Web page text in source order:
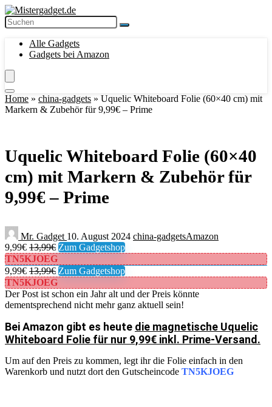
Alle Gadgets
Gadgets bei Amazon
Home » china-gadgets » Uquelic Whiteboard Folie (60×40 cm) mit
Markern & Zubehör für 9,99€ – Prime
Uquelic Whiteboard Folie (60×40
cm) mit Markern & Zubehör für
9,99€ – Prime
Mr. Gadget 10. August 2024 china-gadgetsAmazon
9,99€ 13,99€ Zum Gadgetshop
TN5KJOEG
9,99€ 13,99€ Zum Gadgetshop
TN5KJOEG
Der Post ist schon ein Jahr alt und der Preis könnte
dementsprechend nicht mehr ganz aktuell sein!
Bei Amazon gibt es heute die magnetische Uquelic
Whiteboard Folie für nur 9,99€ inkl. Prime-Versand.
Um auf den Preis zu kommen, legt ihr die Folie einfach in den
Warenkorb und nutzt dort den Gutscheincode TN5KJOEG